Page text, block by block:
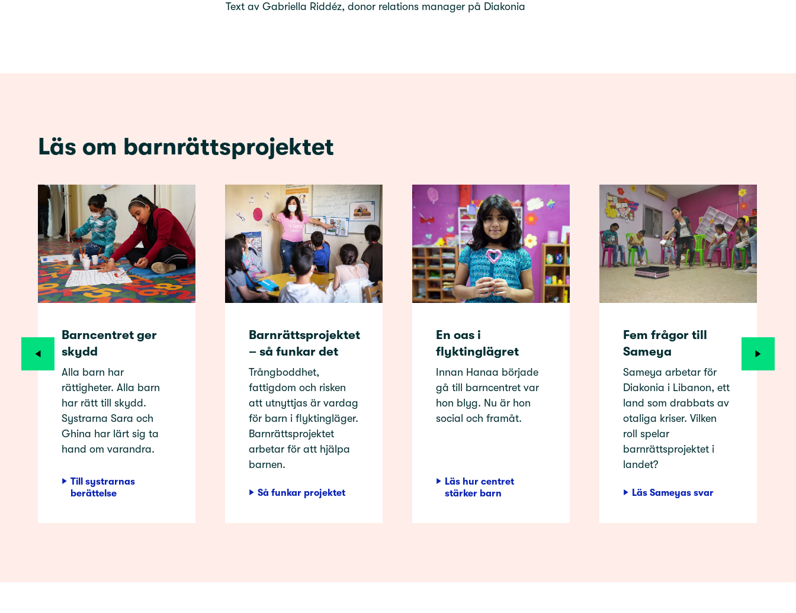
Text av Gabriella Riddéz, donor relations manager på Diakonia
Läs om barnrättsprojektet
Barncentret ger
skydd
Alla barn har
rättigheter. Alla barn
har rätt till skydd.
Systrarna Sara och
Ghina har lärt sig ta
hand om varandra.
Till systrarnas
berättelse
Barnrättsprojektet
– så funkar det
Trångboddhet,
fattigdom och risken
att utnyttjas är vardag
för barn i flyktingläger.
Barnrättsprojektet
arbetar för att hjälpa
barnen.
Så funkar projektet
En oas i
flyktinglägret
Innan Hanaa började
gå till barncentret var
hon blyg. Nu är hon
social och framåt.
Läs hur centret
stärker barn
Fem frågor till
Sameya
Sameya arbetar för
Diakonia i Libanon, ett
land som drabbats av
otaliga kriser. Vilken
roll spelar
barnrättsprojektet i
landet?
Läs Sameyas svar